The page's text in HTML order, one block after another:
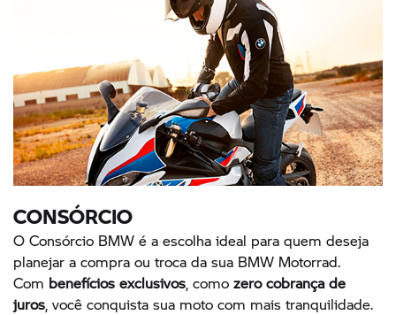
CONSÓRCIO
O Consórcio BMW é a escolha ideal para quem deseja
planejar a compra ou troca da sua BMW Motorrad.
Com benefícios exclusivos, como zero cobrança de
juros, você conquista sua moto com mais tranquilidade.